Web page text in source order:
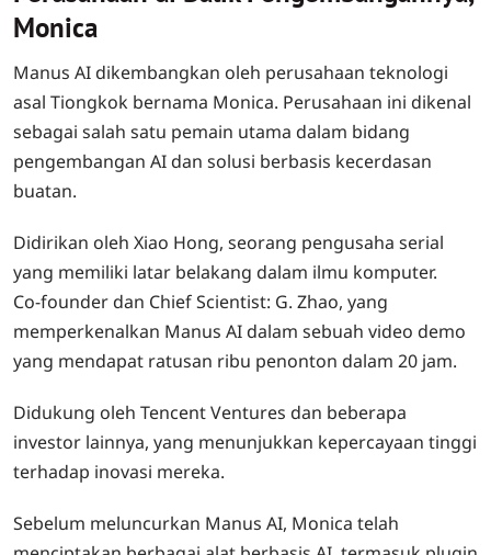
Monica
Manus AI dikembangkan oleh perusahaan teknologi
asal Tiongkok bernama Monica. Perusahaan ini dikenal
sebagai salah satu pemain utama dalam bidang
pengembangan AI dan solusi berbasis kecerdasan
buatan.
Didirikan oleh Xiao Hong, seorang pengusaha serial
yang memiliki latar belakang dalam ilmu komputer.
Co-founder dan Chief Scientist: G. Zhao, yang
memperkenalkan Manus AI dalam sebuah video demo
yang mendapat ratusan ribu penonton dalam 20 jam.
Didukung oleh Tencent Ventures dan beberapa
investor lainnya, yang menunjukkan kepercayaan tinggi
terhadap inovasi mereka.
Sebelum meluncurkan Manus AI, Monica telah